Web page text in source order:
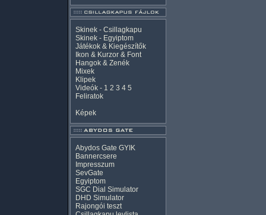
Skinek - Csillagkapu
Skinek - Egyiptom
Játékok & Kiegészítők
Ikon & Kurzor & Font
Hangok & Zenék
Mixek
Klipek
Videók - 1 2 3 4 5
Feliratok
Képek
Abydos Gate GYIK
Bannercsere
Impresszum
SevGate
Egyiptom
SGC Dial Simulator
DHD Simulator
Rajongói teszt